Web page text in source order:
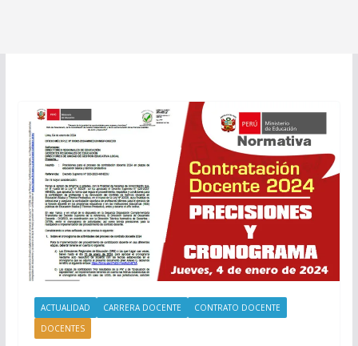
ACTUALIDAD CARRERA DOCENTE
CONTRATO DOCENTE
DOCENTES